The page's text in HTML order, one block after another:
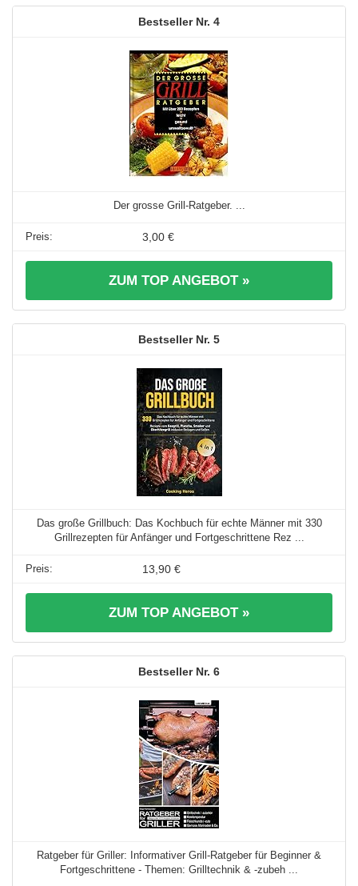
4
Der grosse Grill-Ratgeber. ...
3,00 €
ZUM TOP ANGEBOT »
5
Das große Grillbuch: Das Kochbuch für echte Männer mit 330
Grillrezepten für Anfänger und Fortgeschrittene Rez ...
13,90 €
ZUM TOP ANGEBOT »
6
Ratgeber für Griller: Informativer Grill-Ratgeber für Beginner &
Fortgeschrittene - Themen: Grilltechnik & -zubeh ...